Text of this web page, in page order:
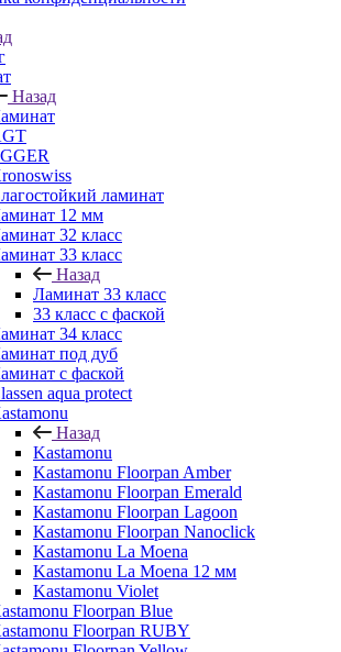
Назад
ламинат
12 мм
32 класс
33 класс
Назад
Ламинат 33 класс
33 класс с фаской
34 класс
под дуб
с фаской
aqua protect
Назад
Kastamonu
Kastamonu Floorpan Amber
Kastamonu Floorpan Emerald
Kastamonu Floorpan Lagoon
Kastamonu Floorpan Nanoclick
Kastamonu La Moena
Kastamonu La Moena 12 мм
Kastamonu Violet
Floorpan Blue
Floorpan RUBY